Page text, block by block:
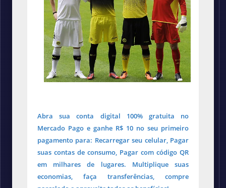
Abra sua conta digital 100% gratuita no
Mercado Pago e ganhe R$ 10 no seu primeiro
pagamento para: Recarregar seu celular, Pagar
suas contas de consumo, Pagar com código QR
em milhares de lugares. Multiplique suas
economias, faça transferências, compre